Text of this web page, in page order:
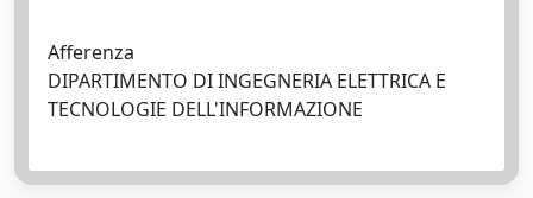
Afferenza
DIPARTIMENTO DI INGEGNERIA ELETTRICA E
TECNOLOGIE DELL'INFORMAZIONE